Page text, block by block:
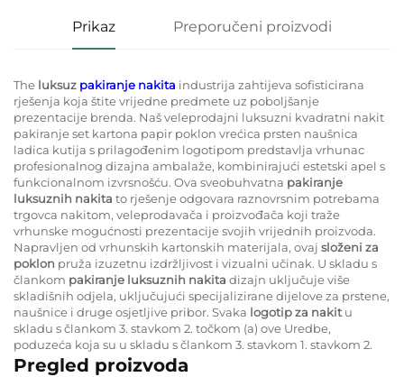
Prikaz Preporučeni proizvodi
The luksuz pakiranje nakita industrija zahtijeva sofisticirana
rješenja koja štite vrijedne predmete uz poboljšanje
prezentacije brenda. Naš veleprodajni luksuzni kvadratni nakit
pakiranje set kartona papir poklon vrećica prsten naušnica
ladica kutija s prilagođenim logotipom predstavlja vrhunac
profesionalnog dizajna ambalaže, kombinirajući estetski apel s
funkcionalnom izvrsnošću. Ova sveobuhvatna pakiranje
luksuznih nakita to rješenje odgovara raznovrsnim potrebama
trgovca nakitom, veleprodavača i proizvođača koji traže
vrhunske mogućnosti prezentacije svojih vrijednih proizvoda.
Napravljen od vrhunskih kartonskih materijala, ovaj složeni za
poklon pruža izuzetnu izdržljivost i vizualni učinak. U skladu s
člankom pakiranje luksuznih nakita dizajn uključuje više
skladišnih odjela, uključujući specijalizirane dijelove za prstene,
naušnice i druge osjetljive pribor. Svaka logotip za nakit u
skladu s člankom 3. stavkom 2. točkom (a) ove Uredbe,
poduzeća koja su u skladu s člankom 3. stavkom 1. stavkom 2.
Pregled proizvoda